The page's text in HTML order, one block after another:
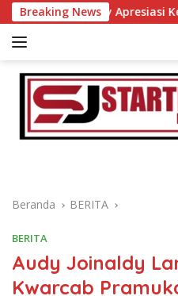
Langsung
ke
konten
Breaking News
Fadly Apresiasi Kepada
Beranda BERITA
BERITA
Audy Joinaldy
Kwarcab